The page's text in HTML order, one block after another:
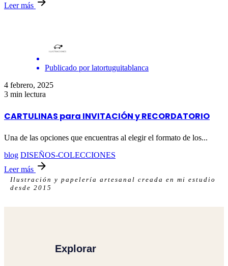
Leer más
Publicado por latortuguitablanca
4 febrero, 2025
3 min lectura
CARTULINAS para INVITACIÓN y RECORDATORIO
Una de las opciones que encuentras al elegir el formato de los...
blog DISEÑOS-COLECCIONES
Leer más
Ilustración y papelería artesanal creada en mi estudio
desde 2015
Explorar